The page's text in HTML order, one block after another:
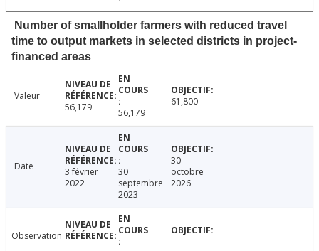
Number of smallholder farmers with reduced travel
time to output markets in selected districts in project-
financed areas
Valeur
56,179
56,179
61,800
Date
3 février
2022
30
septembre
2023
30
octobre
2026
Observation